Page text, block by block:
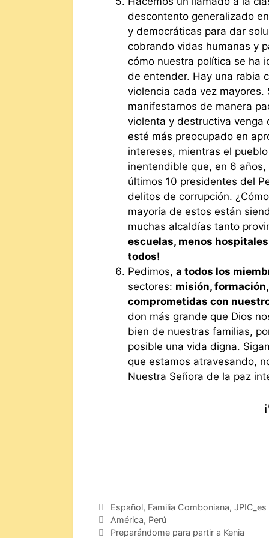
descontento generalizado
y democráticas para dar
cobrando vidas humanas y
cómo nuestra política se ha
de entender. Hay una rabia
violencia cada vez
manifestarnos de manera
violenta y destructiva venga
esté más preocupado en
intereses, mientras el
inentendible que, en 6
últimos 10 presidentes del
delitos de corrupción.
mayoría de estos están
muchas alcaldías tanto
escuelas, menos
todos!
Pedimos, a todos los
sectores: misión,
comprometidas con
don más grande que Dios
bien de nuestras familias,
posible una vida digna.
que estamos atravesando,
Nuestra Señora de la paz
Español, Familia Comboniana, JPIC_es
América, Perú
Preparándome para partir a Kenia